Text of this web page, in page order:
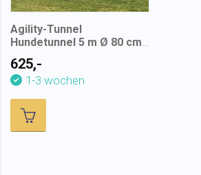
Agility-Tunnel
Hundetunnel 5 m Ø 80 cm
– halb Anti-Rutsch
625,-
1-3 wochen